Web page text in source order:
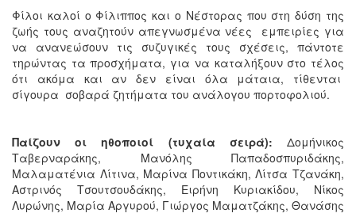
Φίλοι καλοί ο Φίλιππος και ο Νέστορας που στη δύση της
ζωής τους αναζητούν απεγνωσμένα νέες εμπειρίες για
να ανανεώσουν τις συζυγικές τους σχέσεις, πάντοτε
τηρώντας τα προσχήματα, για να καταλήξουν στο τέλος
ότι ακόμα και αν δεν είναι όλα μάταια, τίθενται
σίγουρα σοβαρά ζητήματα του ανάλογου πορτοφολιού.
Παίζουν οι ηθοποιοί (τυχαία σειρά): Δομήνικος
Ταβερναράκης, Μανόλης Παπαδοσπυριδάκης,
Μαλαματένια Λίτινα, Μαρίνα Ποντικάκη, Λίτσα Τζανάκη,
Αστρινός Τσουτσουδάκης, Ειρήνη Κυριακίδου, Νίκος
Λυρώνης, Μαρία Αργυρού, Γιώργος Μαματζάκης, Θανάσης